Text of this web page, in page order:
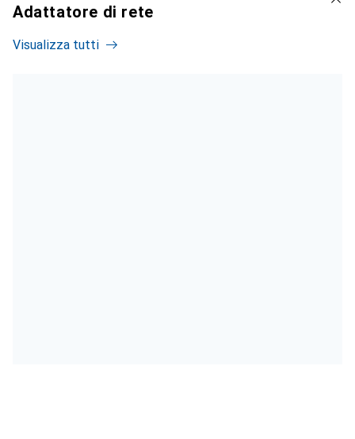
Adattatore di rete
Visualizza tutti